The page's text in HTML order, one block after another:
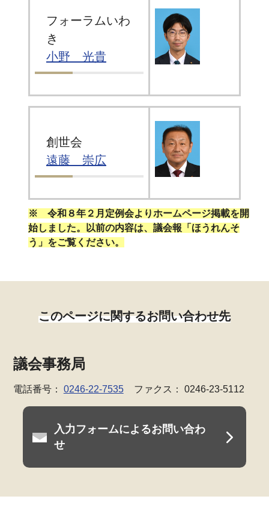
フォーラムいわ
き
小野 光貴
創世会
遠藤 崇広
※ 令和８年２月定例会よりホームページ掲載を開
始しました。以前の内容は、議会報「ほうれんそ
う」をご覧ください。
このページに関するお問い合わせ先
議会事務局
電話番号： 0246-22-7535 ファクス： 0246-23-5112
入力フォームによるお問い合わ
せ